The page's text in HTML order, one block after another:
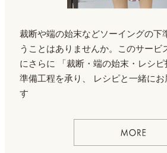
裁断や端の始末などソーイングの下
うことはありませんか。このサービ
にさらに 「裁断・端の始末・レシ
準備工程を承り、
レシピと一緒に
す